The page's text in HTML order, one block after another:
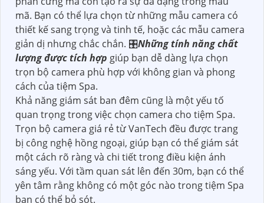
mã. Bạn có thể lựa chọn từ những mẫu camera có
thiết kế sang trọng và tinh tế, hoặc các mẫu camera
giản dị nhưng chắc chắn. 🎛Những tính năng chất
lượng được tích hợp giúp bạn dễ dàng lựa chọn
trọn bộ camera phù hợp với không gian và phong
cách của tiệm Spa.
Khả năng giám sát ban đêm cũng là một yếu tố
quan trọng trong việc chọn camera cho tiệm Spa.
Trọn bộ camera giá rẻ từ VanTech đều được trang
bị công nghệ hồng ngoại, giúp bạn có thể giám sát
một cách rõ ràng và chi tiết trong điều kiện ánh
sáng yếu. Với tầm quan sát lên đến 30m, bạn có thể
yên tâm rằng không có một góc nào trong tiệm Spa
bạn có thể bỏ sót.